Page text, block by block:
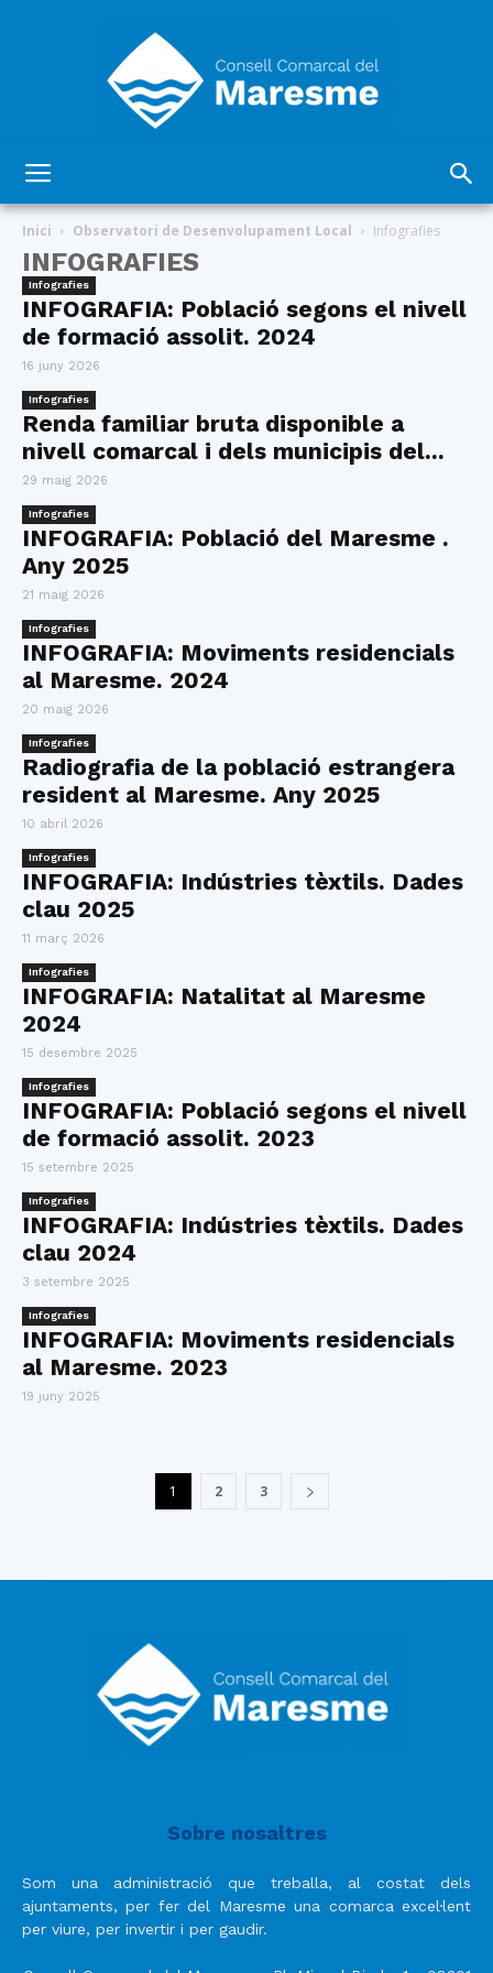
Inici Observatori de Desenvolupament Local Infografies
INFOGRAFIES
Infografies
INFOGRAFIA: Població segons el nivell
de formació assolit. 2024
16 juny 2026
Infografies
Renda familiar bruta disponible a
nivell comarcal i dels municipis del...
29 maig 2026
Infografies
INFOGRAFIA: Població del Maresme .
Any 2025
21 maig 2026
Infografies
INFOGRAFIA: Moviments residencials
al Maresme. 2024
20 maig 2026
Infografies
Radiografia de la població estrangera
resident al Maresme. Any 2025
10 abril 2026
Infografies
INFOGRAFIA: Indústries tèxtils. Dades
clau 2025
11 març 2026
Infografies
INFOGRAFIA: Natalitat al Maresme
2024
15 desembre 2025
Infografies
INFOGRAFIA: Població segons el nivell
de formació assolit. 2023
15 setembre 2025
Infografies
INFOGRAFIA: Indústries tèxtils. Dades
clau 2024
3 setembre 2025
Infografies
INFOGRAFIA: Moviments residencials
al Maresme. 2023
19 juny 2025
1 2 3
Sobre nosaltres
Som una administració que treballa, al costat dels
ajuntaments, per fer del Maresme una comarca excel·lent
per viure, per invertir i per gaudir.